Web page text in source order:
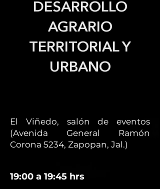
DESARROLLO
AGRARIO
TERRITORIAL Y
URBANO
El Viñedo, salón de eventos
(Avenida General Ramón
Corona 5234, Zapopan, Jal.)
19:00 a 19:45 hrs